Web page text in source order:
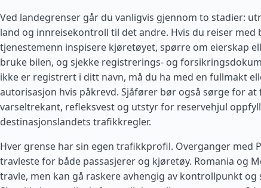
Ved landegrenser går du vanligvis gjennom to stadier:
land og innreisekontroll til det andre. Hvis du reiser med
tjenestemenn inspisere kjøretøyet, spørre om eierskap
bruke bilen, og sjekke registrerings- og
ikke er registrert i ditt navn, må du ha med en fullmakt
autorisasjon hvis påkrevd. Sjåfører bør også sørge for at
varseltrekant, refleksvest og utstyr for reservehjul
destinasjonslandets trafikkregler.
Hver grense har sin egen trafikkprofil. Overganger med
travleste for både passasjerer og kjøretøy. Romania og
travle, men kan gå raskere avhengig av kontrollpunkt og